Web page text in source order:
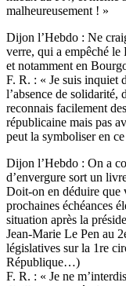
malheureusement ! »
Dijon l’Hebdo : Ne
verre, qui a empêché le
et notamment en
F. R. : « Je suis inquiet
l’absence de solidarité,
reconnais facilement
républicaine mais pas
peut la symboliser en
Dijon l’Hebdo : On a
d’envergure sort un
Doit-on en déduire que
prochaines échéances
situation après la
Jean-Marie Le Pen au
législatives sur la 1re
République…)
F. R. : « Je ne